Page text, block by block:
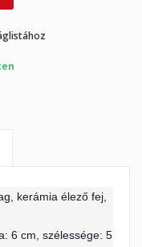
kerámia élező fej,
6 cm, szélessége: 5
×